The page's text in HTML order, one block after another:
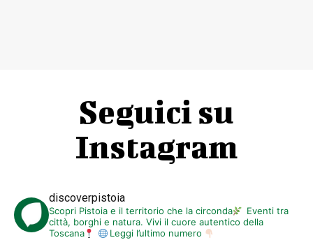
Seguici su
Instagram
discoverpistoia
Scopri Pistoia e il territorio che la circonda
Eventi tra
città, borghi e natura. Vivi il cuore autentico della
Toscana
Leggi l’ultimo numero